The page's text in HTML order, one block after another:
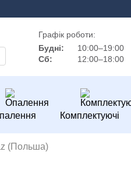
Графік роботи:
Будні:
10:00–19:00
Сб:
12:00–18:00
Комплектуючі
(Польша)